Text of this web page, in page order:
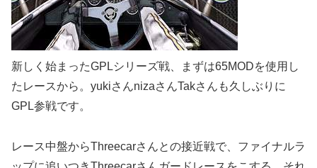
新しく始まったGPLシリーズ戦、まずは65MODを使用し
たレースから。yukiさんnizaさんTakさんも久しぶりに
GPL参戦です。
レース中盤からThreecarさんとの接近戦で、ファイナルラ